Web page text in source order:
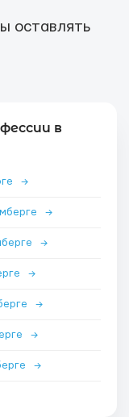
оставлять
в
→
→
→
→
→
→
→